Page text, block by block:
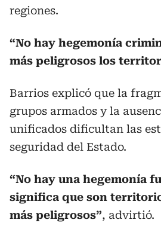
regiones.
“No hay hegemonía
más peligrosos los
Barrios explicó que la
grupos armados y la
unificados dificultan las
seguridad del Estado.
“No hay una hegemonía
significa que son
más peligrosos”, advirtió.